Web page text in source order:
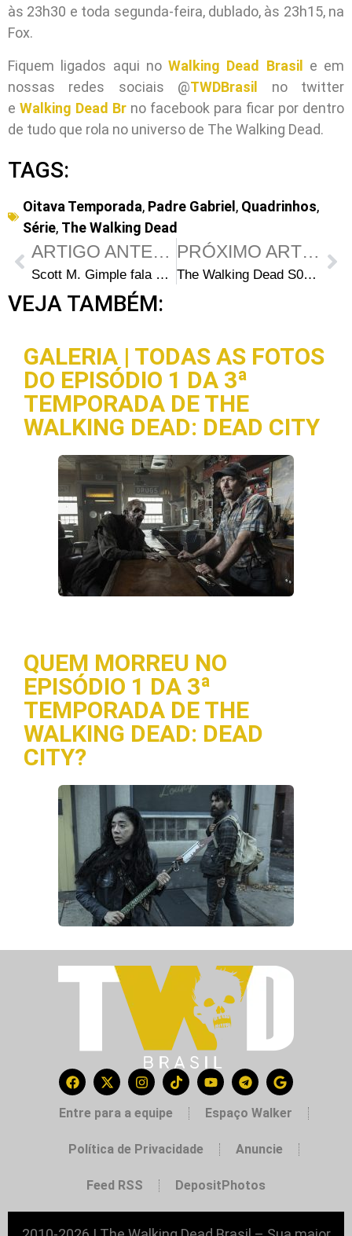
às 23h30 e toda segunda-feira, dublado, às 23h15, na
Fox.
Fiquem ligados aqui no Walking Dead Brasil e em
nossas redes sociais @TWDBrasil no twitter
e Walking Dead Br no facebook para ficar por dentro
de tudo que rola no universo de The Walking Dead.
TAGS:
Oitava Temporada, Padre Gabriel , Quadrinhos,
Série, The Walking Dead
ARTIGO ANTERIOR
Scott M. Gimple fala sobre os melhores momentos do 1º episódio da 8ª temporada de The Walking Dead
PRÓXIMO ARTIGO
The Walking Dead S08E01: Andrew Lincoln comenta sobre as últimas palavras de Rick
VEJA TAMBÉM:
GALERIA | TODAS AS FOTOS
DO EPISÓDIO 1 DA 3ª
TEMPORADA DE THE
WALKING DEAD: DEAD CITY
QUEM MORREU NO
EPISÓDIO 1 DA 3ª
TEMPORADA DE THE
WALKING DEAD: DEAD
CITY?
Entre para a equipe Espaço Walker
Política de Privacidade Anuncie
Feed RSS DepositPhotos